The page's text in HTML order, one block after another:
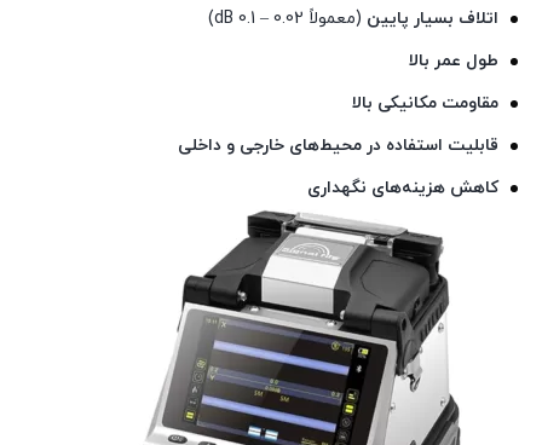
اتلاف بسیار پایین (معمولاً 0.02 – 0.1 dB)
طول عمر بالا
مقاومت مکانیکی بالا
قابلیت استفاده در محیط‌های خارجی و داخلی
کاهش هزینه‌های نگهداری